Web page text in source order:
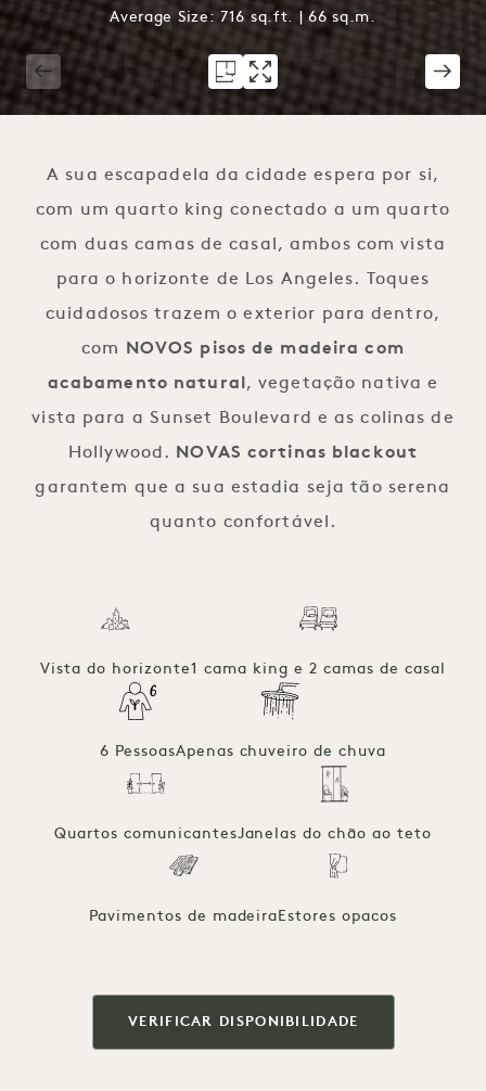
Average Size: 716 sq.ft. | 66 sq.m.
A sua escapadela da cidade espera por si,
com um quarto king conectado a um quarto
com duas camas de casal, ambos com vista
para o horizonte de Los Angeles. Toques
cuidadosos trazem o exterior para dentro,
com
NOVOS pisos de madeira com
acabamento natural , vegetação nativa e
vista para a Sunset Boulevard e as colinas de
Hollywood.
NOVAS cortinas blackout
garantem que a sua estadia seja tão serena
quanto confortável.
Vista do horizonte1 cama king e 2 camas de casal
6 PessoasApenas chuveiro de chuva
Quartos comunicantesJanelas do chão ao teto
Pavimentos de madeiraEstores opacos
VERIFICAR DISPONIBILIDADE